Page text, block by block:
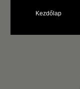
Kezdőlap